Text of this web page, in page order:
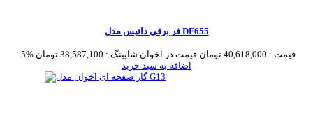
فر برقی داتیس مدل DF655
-5% قیمت : 40,618,000 تومان قیمت در اخوان شاپینگ : 38,587,100 تومان
اضافه به سبد خرید